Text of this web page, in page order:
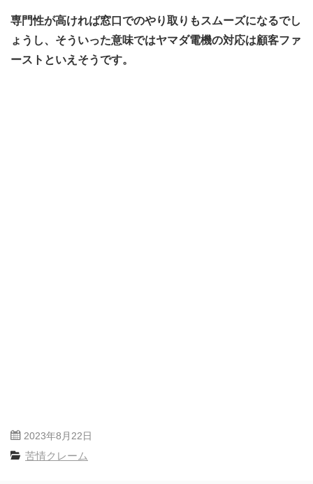
専門性が高ければ窓口でのやり取りもスムーズになるでし
ょうし、そういった意味ではヤマダ電機の対応は顧客ファ
ーストといえそうです。
2023年8月22日
苦情クレーム